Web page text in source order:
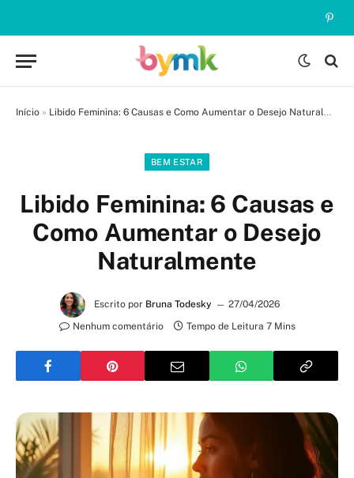
Início » Libido Feminina: 6 Causas e Como Aumentar o Desejo Naturalmente
BEM ESTAR
Libido Feminina: 6 Causas e
Como Aumentar o Desejo
Naturalmente
Escrito por Bruna Todesky
27/04/2026
Nenhum comentário
Tempo de Leitura 7 Mins